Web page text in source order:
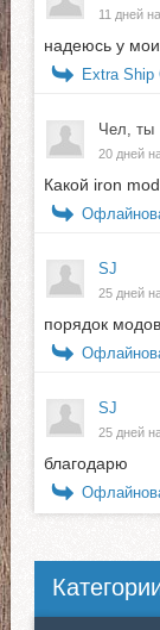
11 дней
надеюсь у
Extra Ship
Чел, ты
20 дней
Какой iron mod
SJ
25 дней
порядок
SJ
25 дней
благодарю